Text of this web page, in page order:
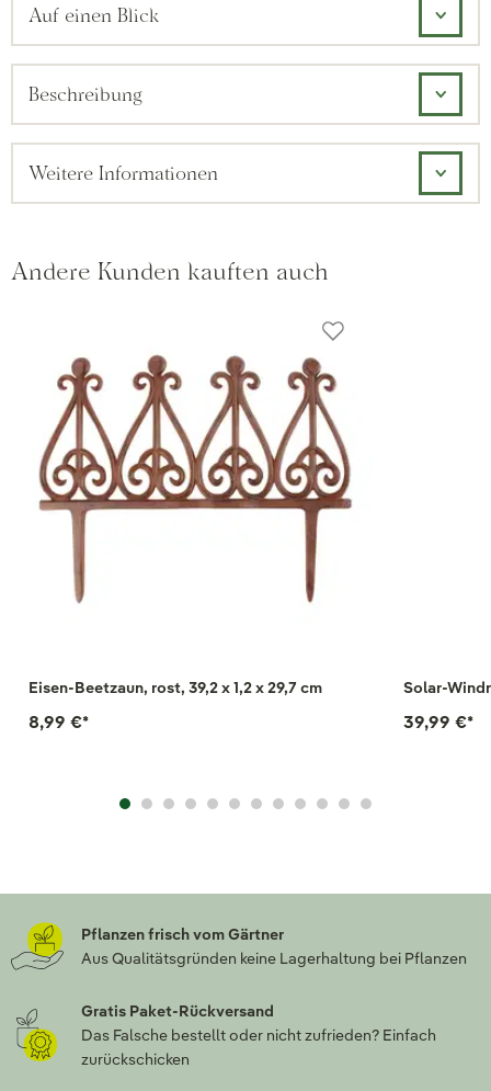
Auf einen Blick
Beschreibung
Weitere Informationen
Andere Kunden kauften auch
Eisen-Beetzaun, rost, 39,2 x 1,2 x 29,7 cm
8,99 €*
Solar-
39,99 €*
Pflanzen frisch vom Gärtner
Aus Qualitätsgründen keine Lagerhaltung bei Pflanzen
Gratis Paket-Rückversand
Das Falsche bestellt oder nicht zufrieden? Einfach
zurückschicken